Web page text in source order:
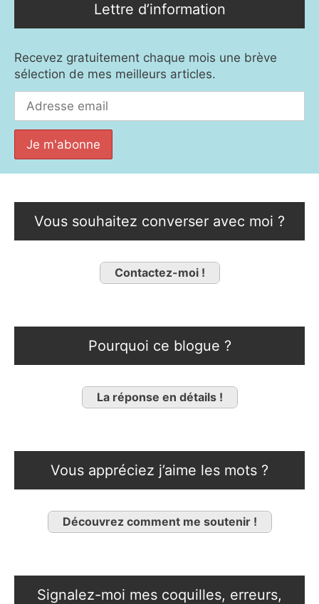
Lettre d’information
Recevez gratuitement chaque mois une brève
sélection de mes meilleurs articles.
Vous souhaitez converser avec moi ?
Contactez-moi !
Pourquoi ce blogue ?
La réponse en détails !
Vous appréciez j’aime les mots ?
Découvrez comment me soutenir !
Signalez-moi mes coquilles, erreurs,